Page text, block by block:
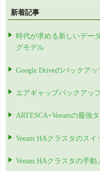
新着記事
時代が求める新しいデー
グモデル
Google Driveのバックア
エアギャップバックアッ
ARTESCA+Veeamの最強
Veeam HAクラスタのス
Veeam HAクラスタの手